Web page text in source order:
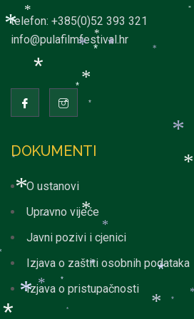
telefon: +385(0)52 393 321
info@pulafilmfestival.hr
DOKUMENTI
O ustanovi
Upravno vijeće
Javni pozivi i cjenici
Izjava o zaštiti osobnih podataka
Izjava o pristupačnosti
*
*
*
*
*
*
*
*
*
*
*
*
*
*
*
*
*
*
*
*
*
*
*